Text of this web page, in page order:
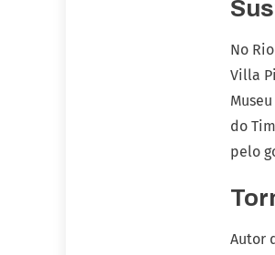
No
Villa
do
pelo
Autor